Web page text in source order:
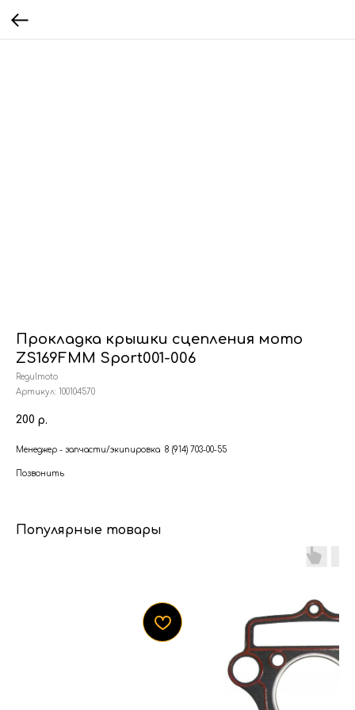
Прокладка крышки сцепления мото
ZS169FMM Sport001-006
Regulmoto
Артикул: 100104570
200 р.
Менеджер - запчасти/экипировка 8 (914) 703-00-55
Позвонить
Популярные товары